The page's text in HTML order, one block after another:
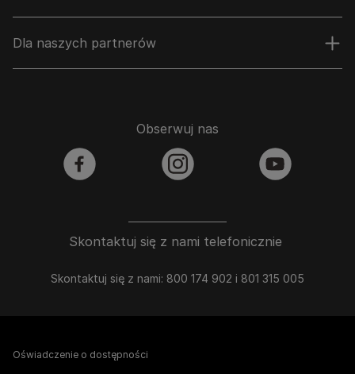
Dla naszych partnerów
Skontaktuj się z nami telefonicznie
Skontaktuj się z nami: 800 174 902 i 801 315 005
Obserwuj nas
facebook instagram youtube
Oświadczenie o dostępności